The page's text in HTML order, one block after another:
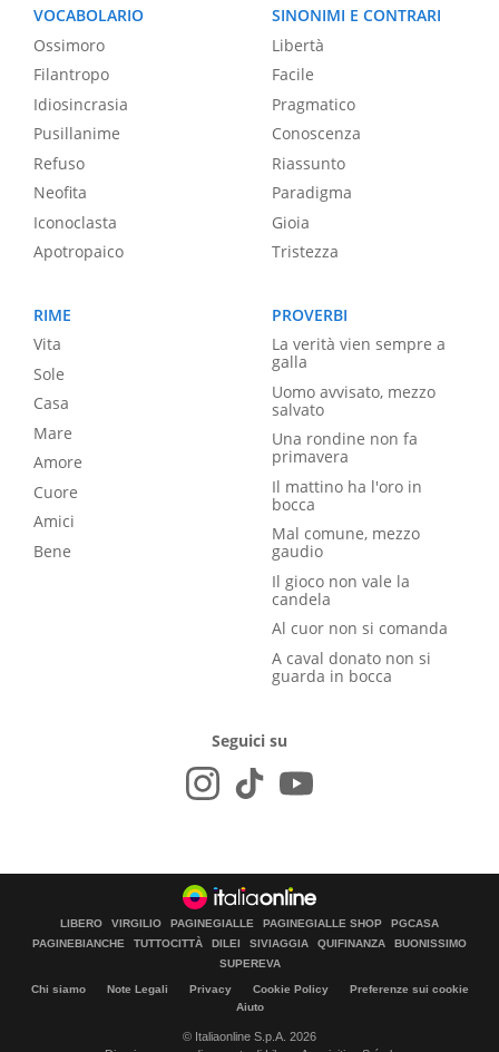
VOCABOLARIO
Ossimoro
Filantropo
Idiosincrasia
Pusillanime
Refuso
Neofita
Iconoclasta
Apotropaico
SINONIMI E CONTRARI
Libertà
Facile
Pragmatico
Conoscenza
Riassunto
Paradigma
Gioia
Tristezza
RIME
Vita
Sole
Casa
Mare
Amore
Cuore
Amici
Bene
PROVERBI
La verità vien sempre a
galla
Uomo avvisato, mezzo
salvato
Una rondine non fa
primavera
Il mattino ha l'oro in
bocca
Mal comune, mezzo
gaudio
Il gioco non vale la
candela
Al cuor non si comanda
A caval donato non si
guarda in bocca
Seguici su
LIBERO VIRGILIO PAGINEGIALLE PAGINEGIALLE SHOP
PGCASA
PAGINEBIANCHE
TUTTOCITTÀ DILEI SIVIAGGIA QUIFINANZA
BUONISSIMO
SUPEREVA
Chi siamo Note Legali Privacy Cookie Policy
Preferenze sui cookie
Aiuto
© Italiaonline S.p.A. 2026